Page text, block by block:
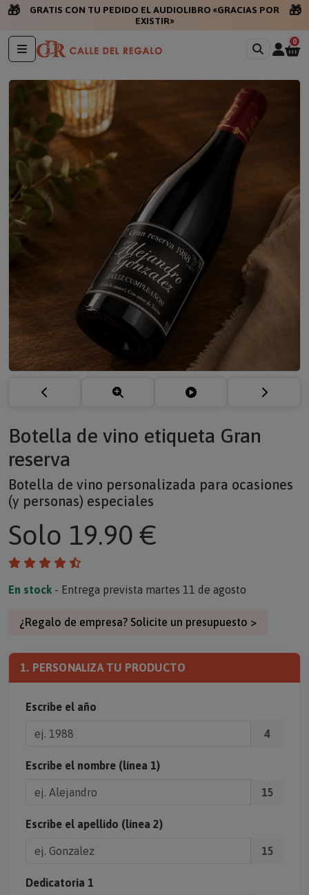
🎁
GRATIS CON TU PEDIDO EL AUDIOLIBRO «GRACIAS POR
EXISTIR»
🎁
0
Botella de vino etiqueta Gran
reserva
Botella de vino personalizada para ocasiones
(y personas) especiales
Solo 19.90 €
En stock - Entrega prevista martes 11 de agosto
¿Regalo de empresa? Solicite un presupuesto >
1. PERSONALIZA TU PRODUCTO
Escribe el año
4
Escribe el nombre (línea 1)
15
Escribe el apellido (línea 2)
15
Dedicatoria 1